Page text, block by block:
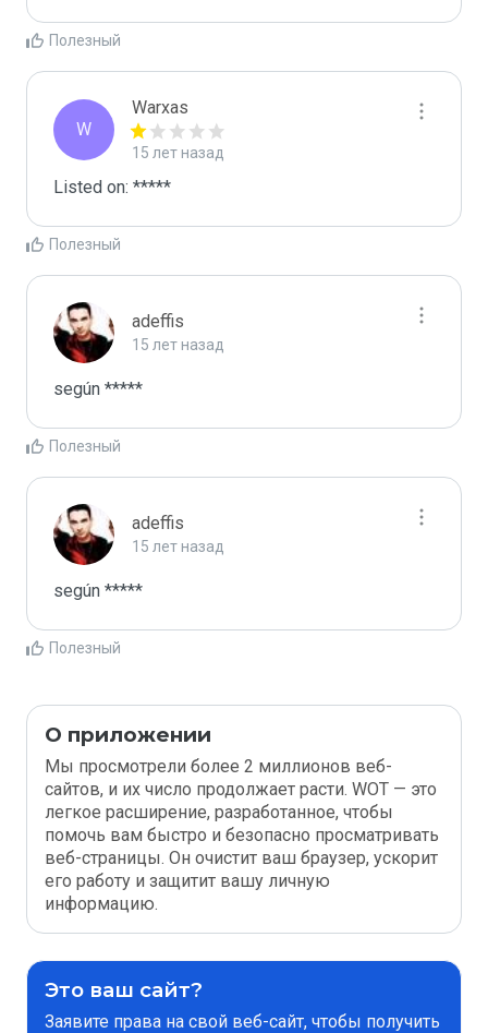
Полезный
W
Warxas
15 лет назад
Listed on: *****
Полезный
adeffis
15 лет назад
según *****
Полезный
adeffis
15 лет назад
según *****
Полезный
О приложении
Мы просмотрели более 2 миллионов веб-
сайтов, и их число продолжает расти. WOT — это
легкое расширение, разработанное, чтобы
помочь вам быстро и безопасно просматривать
веб-страницы. Он очистит ваш браузер, ускорит
его работу и защитит вашу личную
информацию.
Это ваш сайт?
Заявите права на свой веб-сайт, чтобы получить